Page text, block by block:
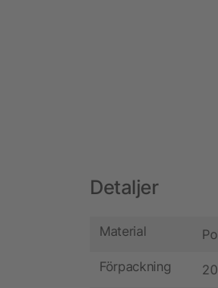
Detaljer
Material
Förpackning